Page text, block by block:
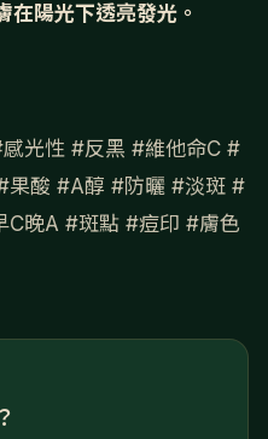
在陽光下透亮發光。
光性 #反黑 #維他命C #
果酸 #A醇 #防曬 #淡斑 #
C晚A #斑點 #痘印 #膚色